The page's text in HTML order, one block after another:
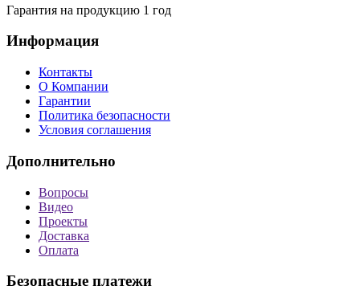
Гарантия на продукцию 1 год
Информация
Контакты
О Компании
Гарантии
Политика безопасности
Условия соглашения
Дополнительно
Вопросы
Видео
Проекты
Доставка
Оплата
Безопасные платежи